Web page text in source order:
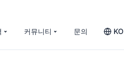
커뮤니티 문의 KO